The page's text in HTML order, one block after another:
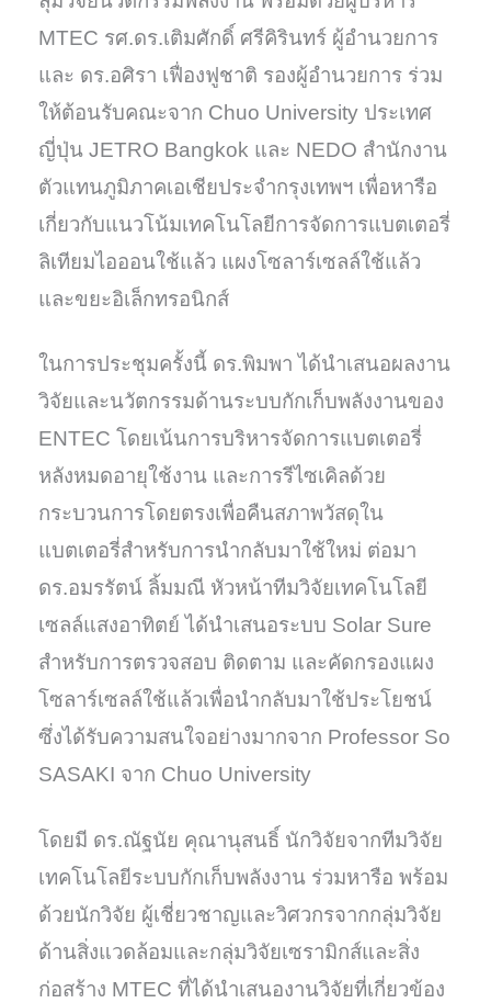
MTEC รศ.ดร.เติมศักดิ์ ศรีคิรินทร์ ผู้อำนวยการ
และ ดร.อศิรา เฟื่องฟูชาติ รองผู้อำนวยการ ร่วม
ให้ต้อนรับคณะจาก Chuo University ประเทศ
ญี่ปุ่น JETRO Bangkok และ NEDO สำนักงาน
ตัวแทนภูมิภาคเอเชียประจำกรุงเทพฯ เพื่อหารือ
เกี่ยวกับแนวโน้มเทคโนโลยีการจัดการแบตเตอรี่
ลิเทียมไอออนใช้แล้ว แผงโซลาร์เซลล์ใช้แล้ว
และขยะอิเล็กทรอนิกส์
ในการประชุมครั้งนี้ ดร.พิมพา ได้นำเสนอผลงาน
วิจัยและนวัตกรรมด้านระบบกักเก็บพลังงานของ
ENTEC โดยเน้นการบริหารจัดการแบตเตอรี่
หลังหมดอายุใช้งาน และการรีไซเคิลด้วย
กระบวนการโดยตรงเพื่อคืนสภาพวัสดุใน
แบตเตอรี่สำหรับการนำกลับมาใช้ใหม่ ต่อมา
ดร.อมรรัตน์ ลิ้มมณี หัวหน้าทีมวิจัยเทคโนโลยี
เซลล์แสงอาทิตย์ ได้นำเสนอระบบ Solar Sure
สำหรับการตรวจสอบ ติดตาม และคัดกรองแผง
โซลาร์เซลล์ใช้แล้วเพื่อนำกลับมาใช้ประโยชน์
ซึ่งได้รับความสนใจอย่างมากจาก Professor So
SASAKI จาก Chuo University
โดยมี ดร.ณัฐนัย คุณานุสนธิ์ นักวิจัยจากทีมวิจัย
เทคโนโลยีระบบกักเก็บพลังงาน ร่วมหารือ พร้อม
ด้วยนักวิจัย ผู้เชี่ยวชาญและวิศวกรจากกลุ่มวิจัย
ด้านสิ่งแวดล้อมและกลุ่มวิจัยเซรามิกส์และสิ่ง
ก่อสร้าง MTEC ที่ได้นำเสนองานวิจัยที่เกี่ยวข้อง